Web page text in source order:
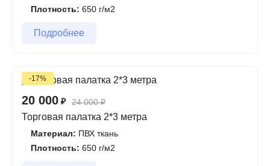
Плотность: 650 г/м2
Подробнее
-17%
20 000 ₽ 24 000₽
Торговая палатка 2*3 метра
Материал: ПВХ ткань
Плотность: 650 г/м2